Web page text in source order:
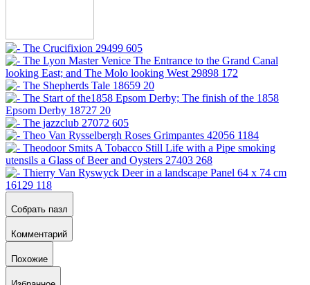
Собрать пазл
Комментарий
Похожие